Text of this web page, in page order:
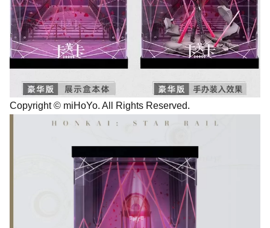
Copyright © miHoYo. All Rights Reserved.